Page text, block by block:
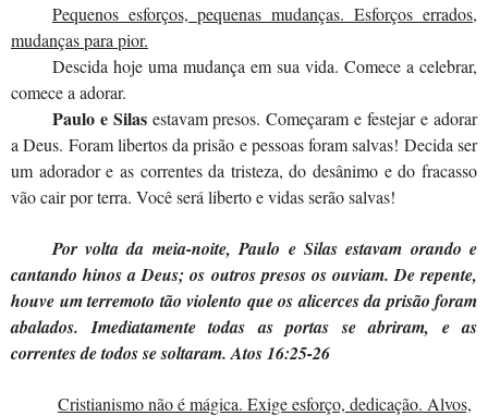
Pequenos esforços, pequenas mudanças. Esforços errados,
mudanças para pior.
Descida hoje uma mudança em sua vida. Comece a celebrar,
comece a adorar.
Paulo e Silasestavam presos. Começaram e festejar e adorar
a Deus. Foram libertos da prisão e pessoas foram salvas! Decida ser
um adorador e as correntes da tristeza, do desânimo e do fracasso
vão cair por terra. Você será liberto e vidas serão salvas!
Por volta da meia-noite, Paulo e Silas estavam orando e
cantando hinos a Deus; os outros presos os ouviam. De repente,
houve um terremoto tão violento que os alicerces da prisão foram
abalados. Imediatamente todas as portas se abriram, e as
correntes de todos se soltaram. Atos 16:25-26
Cristianismo não é mágica. Exige esforço, dedicação. Alvos,